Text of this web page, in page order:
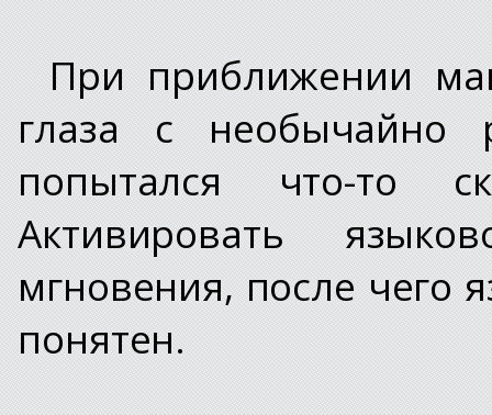
При приближении
глаза с необычайно
попытался что-то
Активировать
мгновения, после чего
понятен.